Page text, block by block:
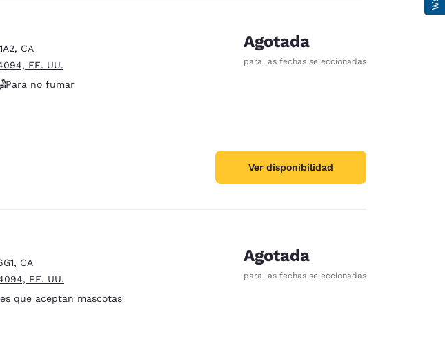
, CA
EE. UU.
Para no fumar
175 reseñas
Agotada
para las fechas seleccionadas
Ver disponibilidad
, CA
EE. UU.
que aceptan mascotas
1212 reseñas
Agotada
para las fechas seleccionadas